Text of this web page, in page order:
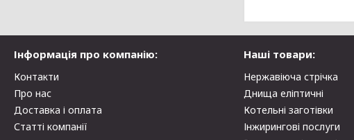
Інформація про компанію:
Контакти
Про нас
Доставка і оплата
Статті компанії
Наші товари:
Нержавіюча стрічка
Днища еліптичні
Котельні заготівки
Інжирингові послуги